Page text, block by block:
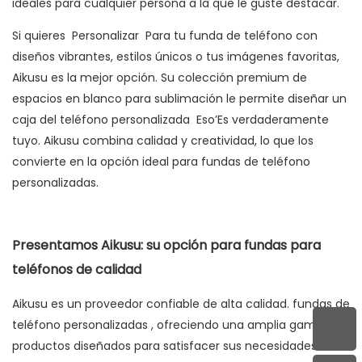
Si quieres Personalizar Para tu funda de teléfono con
diseños vibrantes, estilos únicos o tus imágenes favoritas,
Aikusu es la mejor opción. Su colección premium de
espacios en blanco para sublimación le permite diseñar un
caja del teléfono personalizada Eso’Es verdaderamente
tuyo. Aikusu combina calidad y creatividad, lo que los
convierte en la opción ideal para fundas de teléfono
personalizadas.
Presentamos Aikusu: su opción para fundas para
teléfonos de calidad
Aikusu es un proveedor confiable de alta calidad. fundas de
teléfono personalizadas , ofreciendo una amplia gama de
productos diseñados para satisfacer sus necesidades de